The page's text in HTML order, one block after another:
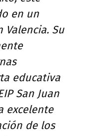
en un
Su
educativa
San Juan
excelente
de los